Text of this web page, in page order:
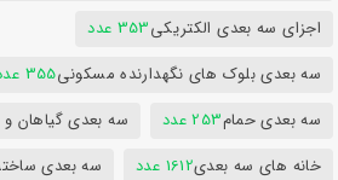
اجزای سه بعدی الکتریکی353 عدد
سه بعدی بلوک های نگهدارنده مسکونی355 عدد
سه بعدی حمام253 عدد سه بعدی گیاهان و
خانه های سه بعدی1612 عدد سه بعدی